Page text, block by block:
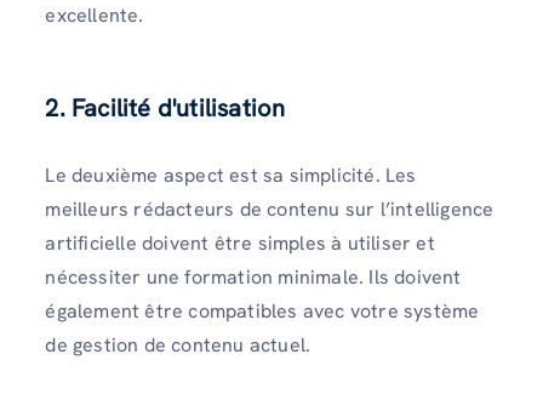
excellente.
2. Facilité d'utilisation
Le deuxième aspect est sa simplicité. Les
meilleurs rédacteurs de contenu sur l’intelligence
artificielle doivent être simples à utiliser et
nécessiter une formation minimale. Ils doivent
également être compatibles avec votre système
de gestion de contenu actuel.